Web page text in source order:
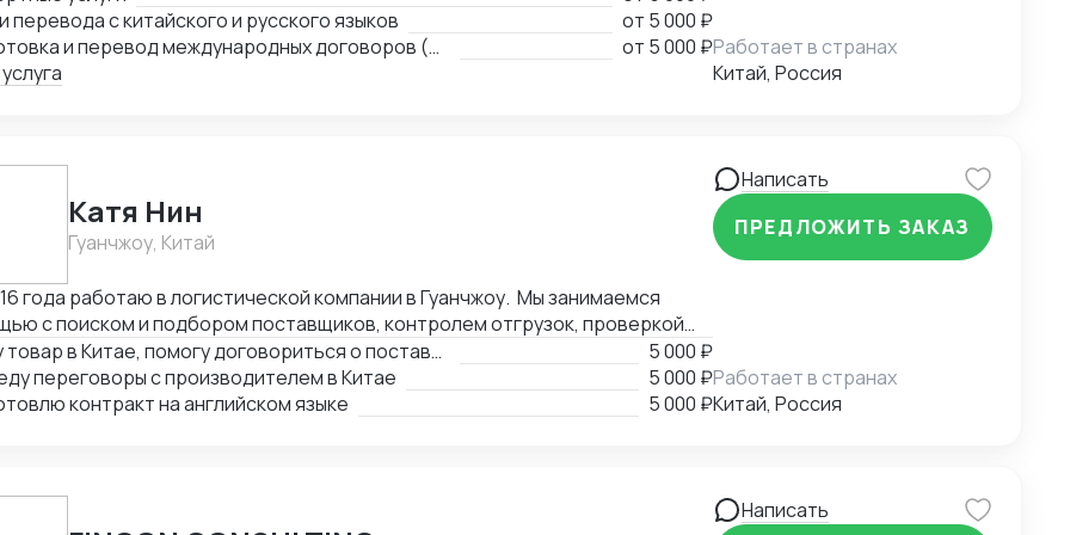
связанные с логистикой и таможней. Могу предоставить консультации
торговле.
перевода с китайского и русского языков
от 5 000 ₽
Подготовка и перевод международных договоров (русский-китайский)
от 5 000 ₽Работает в странах
Китай, Россия
Катя Нин
Гуанчжоу, Китай
года работаю в логистической компании в Гуанчжоу. Мы занимаемся
с поиском и подбором поставщиков, контролем отгрузок, проверкой
товара. В нашей компании работает более 10 человек и мы всегда
вам помочь по любым вопросам связанным с заказом товаров в Китае.
Найду товар в Китае, помогу договориться о поставке
5 000 ₽
переговоры с производителем в Китае
5 000 ₽
контракт на английском языке
5 000 ₽
Написать
ПРЕДЛОЖИТЬ ЗАКАЗ
Работает в странах
Китай, Россия
Написать